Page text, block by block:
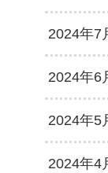
2024年7
2024年6
2024年5
2024年4